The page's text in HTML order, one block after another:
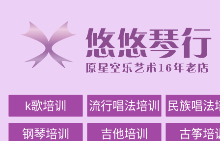
k歌培训 流行唱法培训 民族唱法
钢琴培训 吉他培训 古筝培